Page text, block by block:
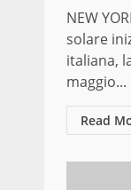
NEW
solare
italiana,
maggio...
Read